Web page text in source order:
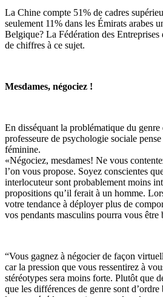
La Chine compte 51% de cadres
seulement 11% dans les Émirats arabes
Belgique? La Fédération des Entreprises
de chiffres à ce sujet.
Mesdames, négociez !
En disséquant la problématique du
professeure de psychologie sociale
féminine.
«Négociez, mesdames! Ne vous
l’on vous propose. Soyez conscientes
interlocuteur sont probablement moins
propositions qu’il ferait à un homme.
votre tendance à déployer plus de
vos pendants masculins pourra vous être
“Vous gagnez à négocier de façon
car la pression que vous ressentirez à
stéréotypes sera moins forte. Plutôt que
que les différences de genre sont